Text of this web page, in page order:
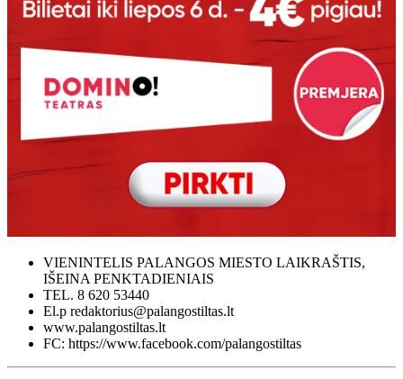
VIENINTELIS PALANGOS MIESTO LAIKRAŠTIS,
IŠEINA PENKTADIENIAIS
TEL. 8 620 53440
El.p redaktorius@palangostiltas.lt
www.palangostiltas.lt
FC: https://www.facebook.com/palangostiltas